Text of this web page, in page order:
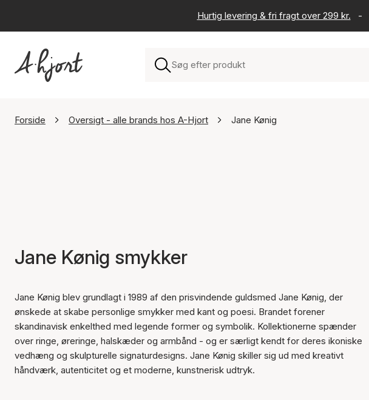
Hurtig levering & fri fragt over 299 kr. -
Forside Oversigt - alle brands hos A-Hjort Jane Kønig
Jane Kønig smykker
Jane Kønig blev grundlagt i 1989 af den prisvindende guldsmed Jane Kønig, der
ønskede at skabe personlige smykker med kant og poesi. Brandet forener
skandinavisk enkelthed med legende former og symbolik. Kollektionerne spænder
over ringe, øreringe, halskæder og armbånd - og er særligt kendt for deres ikoniske
vedhæng og skulpturelle signaturdesigns. Jane Kønig skiller sig ud med kreativt
håndværk, autenticitet og et moderne, kunstnerisk udtryk.